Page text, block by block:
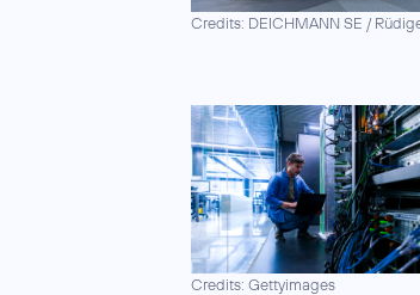
Credits: DEICHMANN SE /
Credits: Gettyimages